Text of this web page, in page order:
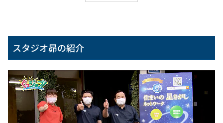
スタジオ昴の紹介